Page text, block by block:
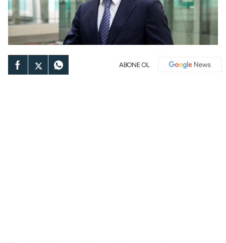
ABONE OL